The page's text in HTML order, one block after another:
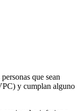
que sean
y cumplan alguno